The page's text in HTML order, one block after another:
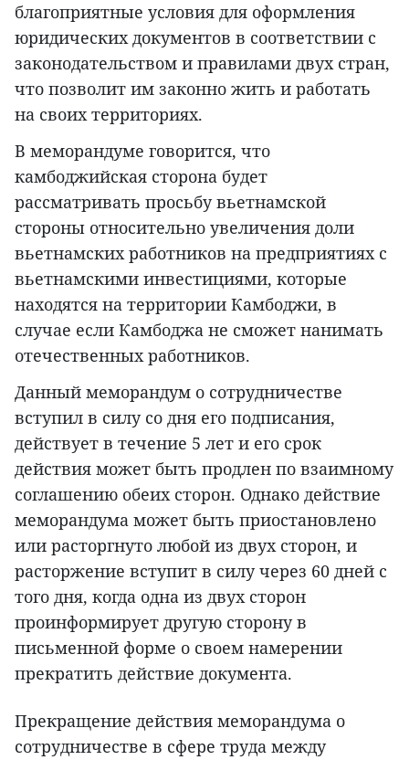
благоприятные условия для оформления
юридических документов в соответствии с
законодательством и правилами двух стран,
что позволит им законно жить и работать
на своих территориях.
В меморандуме говорится, что
камбоджийская сторона будет
рассматривать просьбу вьетнамской
стороны относительно увеличения доли
вьетнамских работников на предприятиях с
вьетнамскими инвестициями, которые
находятся на территории Камбоджи, в
случае если Камбоджа не сможет нанимать
отечественных работников.
Данный меморандум о сотрудничестве
вступил в силу со дня его подписания,
действует в течение 5 лет и его срок
действия может быть продлен по взаимному
соглашению обеих сторон. Однако действие
меморандума может быть приостановлено
или расторгнуто любой из двух сторон, и
расторжение вступит в силу через 60 дней с
того дня, когда одна из двух сторон
проинформирует другую сторону в
письменной форме о своем намерении
прекратить действие документа.
Прекращение действия меморандума о
сотрудничестве в сфере труда между